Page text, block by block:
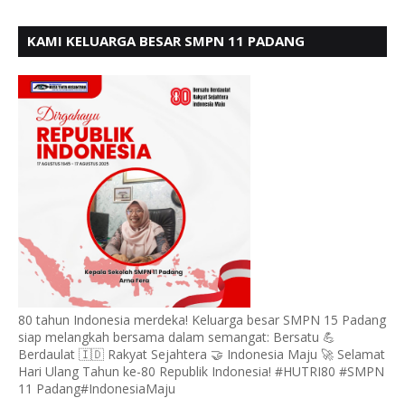
KAMI KELUARGA BESAR SMPN 11 PADANG
BERDAULAT
80 tahun Indonesia merdeka! Keluarga besar SMPN 15 Padang
siap melangkah bersama dalam semangat: Bersatu 💪
Berdaulat 🇮🇩 Rakyat Sejahtera 🤝 Indonesia Maju 🚀 Selamat
Hari Ulang Tahun ke-80 Republik Indonesia! #HUTRI80 #SMPN
11 Padang#IndonesiaMaju